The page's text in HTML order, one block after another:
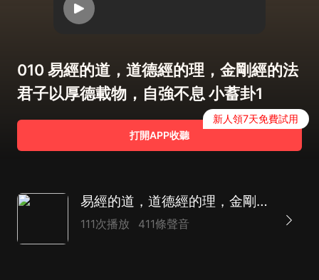
010 易經的道，道德經的理，金剛經的法
君子以厚德載物，自強不息 小蓄卦1
打開APP收聽
新人領7天免費試用
易經的道，道德經的理，金剛經的法 |國學經典解壓
111次播放 411條聲音